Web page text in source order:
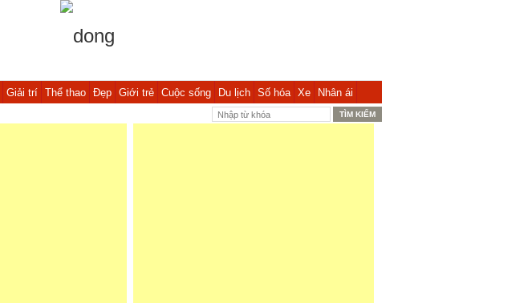
Giải trí Thể thao Đẹp Giới trẻ Cuộc sống Du lịch Số hóa Xe Nhân ái